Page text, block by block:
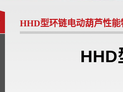
HHD型环链电动葫芦性能
HHD